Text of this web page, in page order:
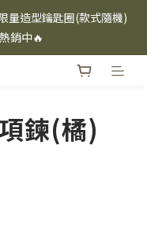
$100 / 滿$2200折$200 /
EspressoTokyo)
量造型鑰匙圈(款式隨機)
銷中🔥
$100 / 滿$2200折$200 /
鍊(橘)